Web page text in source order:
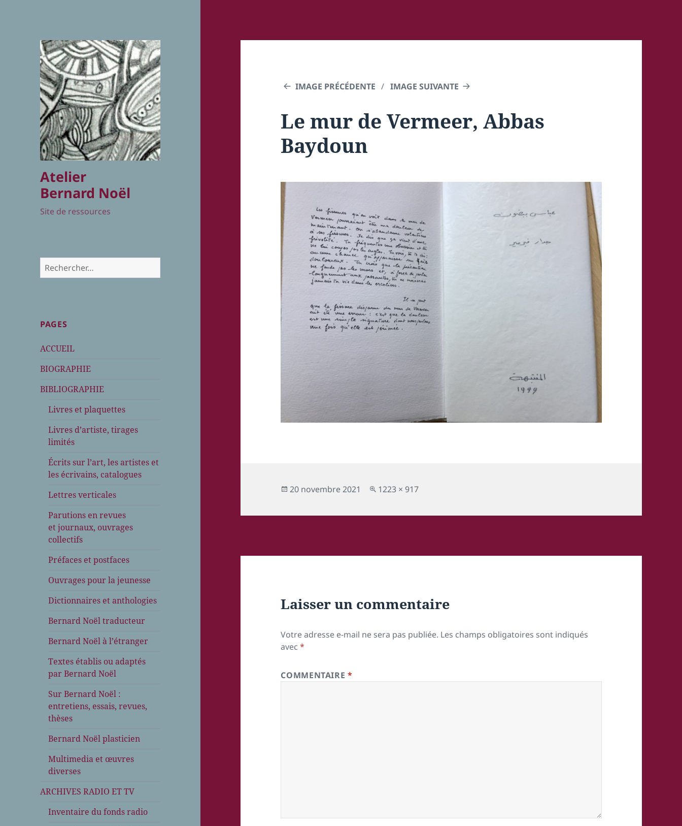
Atelier
Bernard Noël
Site de ressources
Rechercher :
PAGES
ACCUEIL
BIOGRAPHIE
BIBLIOGRAPHIE
Livres et plaquettes
Livres d’artiste, tirages
limités
Écrits sur l’art, les artistes et
les écrivains, catalogues
Lettres verticales
Parutions en revues
et journaux, ouvrages
collectifs
Préfaces et postfaces
Ouvrages pour la jeunesse
Dictionnaires et anthologies
Bernard Noël traducteur
Bernard Noël à l’étranger
Textes établis ou adaptés
par Bernard Noël
Sur Bernard Noël :
entretiens, essais, revues,
thèses
Bernard Noël plasticien
Multimedia et œuvres
diverses
ARCHIVES RADIO ET TV
Inventaire du fonds radio
IMAGE PRÉCÉDENTE IMAGE SUIVANTE
Le mur de Vermeer, Abbas
Baydoun
Publié
20 novembre 2021
Taille
1223 × 917
Laisser un commentaire
Votre adresse e-mail ne sera pas publiée. Les champs obligatoires sont indiqués
avec*
COMMENTAIRE*